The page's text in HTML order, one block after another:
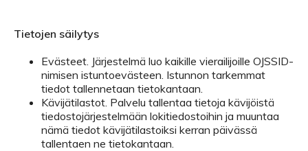
Tietojen säilytys
Evästeet. Järjestelmä luo kaikille vierailijoille OJSSID-
nimisen istuntoevästeen. Istunnon tarkemmat
tiedot tallennetaan tietokantaan.
Kävijätilastot. Palvelu tallentaa tietoja kävijöistä
tiedostojärjestelmään lokitiedostoihin ja muuntaa
nämä tiedot kävijätilastoiksi kerran päivässä
tallentaen ne tietokantaan.